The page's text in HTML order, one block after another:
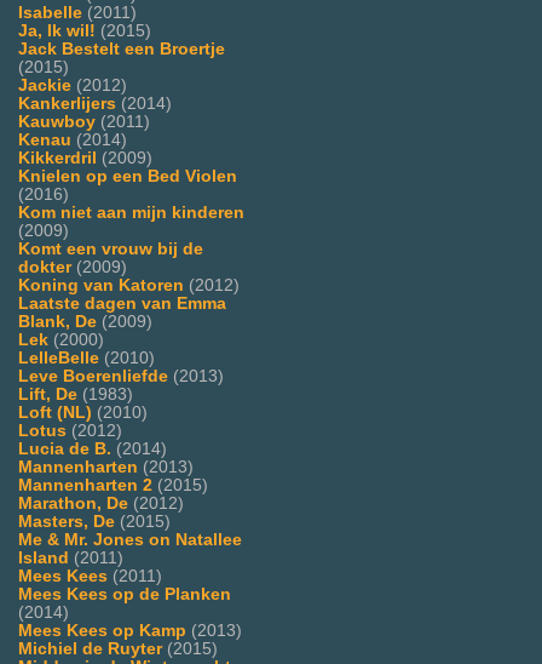
Isabelle (2011)
Ja, Ik wil! (2015)
Jack Bestelt een Broertje
(2015)
Jackie (2012)
Kankerlijers (2014)
Kauwboy (2011)
Kenau (2014)
Kikkerdril (2009)
Knielen op een Bed Violen
(2016)
Kom niet aan mijn kinderen
(2009)
Komt een vrouw bij de
dokter(2009)
Koning van Katoren (2012)
Laatste dagen van Emma
Blank, De (2009)
Lek (2000)
LelleBelle (2010)
Leve Boerenliefde (2013)
Lift, De (1983)
Loft (NL) (2010)
Lotus (2012)
Lucia de B. (2014)
Mannenharten (2013)
Mannenharten 2 (2015)
Marathon, De (2012)
Masters, De (2015)
Me & Mr. Jones on Natallee
Island (2011)
Mees Kees (2011)
Mees Kees op de Planken
(2014)
Mees Kees op Kamp (2013)
Michiel de Ruyter(2015)